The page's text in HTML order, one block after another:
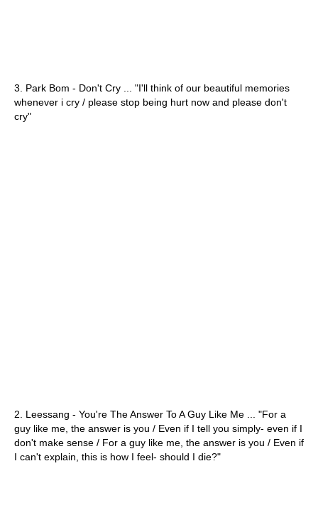
3. Park Bom - Don't Cry ... "I'll think of our beautiful memories
whenever i cry / please stop being hurt now and please don't
cry"
2. Leessang - You're The Answer To A Guy Like Me ... "For a
guy like me, the answer is you / Even if I tell you simply- even if I
don't make sense / For a guy like me, the answer is you / Even if
I can't explain, this is how I feel- should I die?"